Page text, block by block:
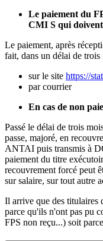
Le paiement du
CMI S qui
Le paiement, après
fait, dans un délai de
sur le site https://
par courrier
En cas de non
Passé le délai de trois
passe, majoré, en
ANTAI puis transmis à
paiement du titre
recouvrement forcé peut
sur salaire, sur tout autre
Il arrive que des titulaires
parce qu'ils n'ont pas pu
FPS non reçu...) soit